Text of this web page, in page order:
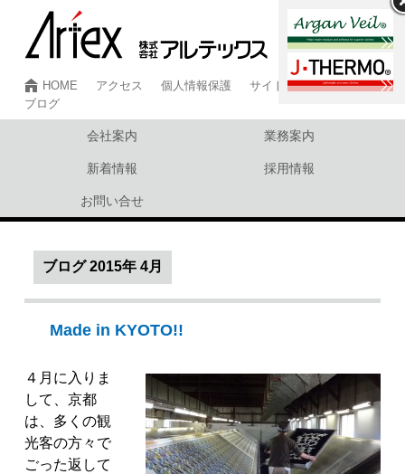
HOME アクセス 個人情報保護
サイトマップ
ブログ
会社案内 業務案内
新着情報 採用情報
お問い合せ
ブログ2015年 4月
Made in KYOTO!!
４月に入りま
して、京都
は、多くの観
光客の方々で
ごった返して